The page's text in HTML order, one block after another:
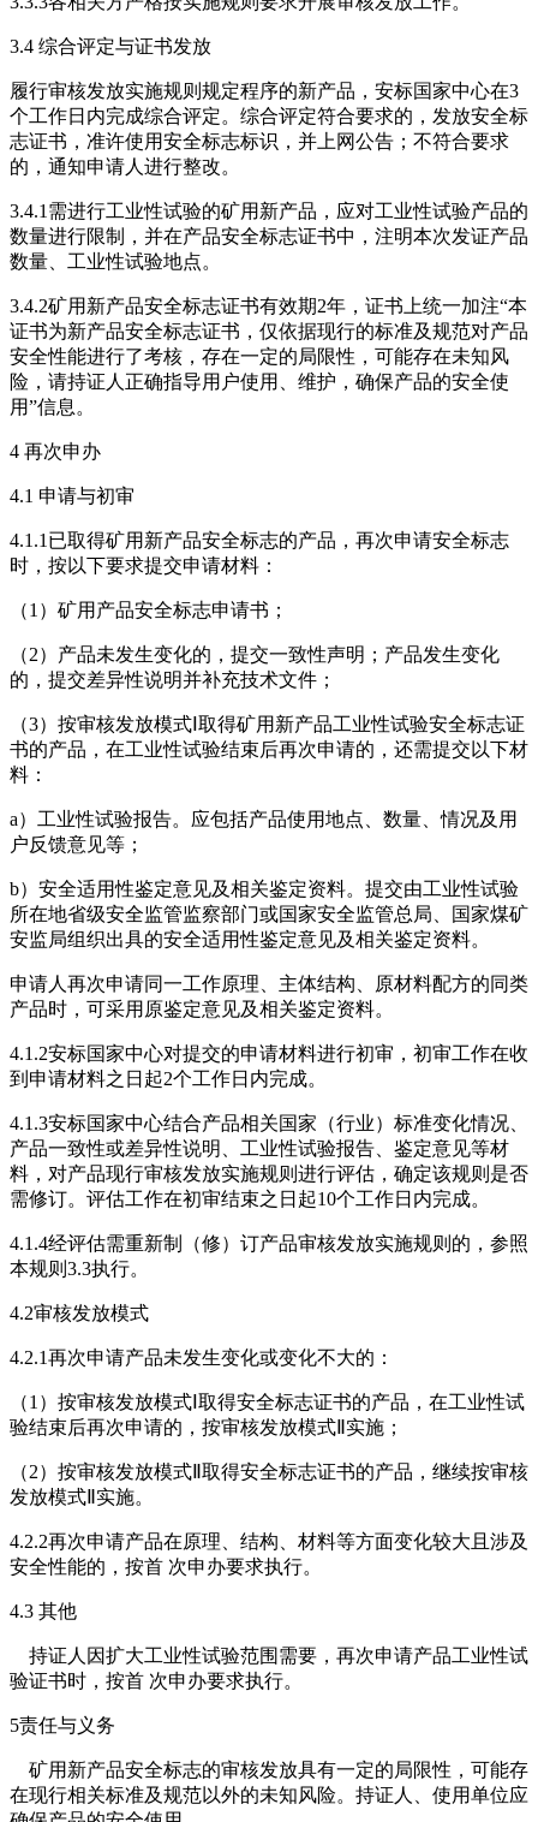
3.4 综合评定与证书发放
履行审核发放实施规则规定程序的新产品，安标国家中心在3
个工作日内完成综合评定。综合评定符合要求的，发放安全标
志证书，准许使用安全标志标识，并上网公告；不符合要求
的，通知申请人进行整改。
3.4.1需进行工业性试验的矿用新产品，应对工业性试验产品的
数量进行限制，并在产品安全标志证书中，注明本次发证产品
数量、工业性试验地点。
3.4.2矿用新产品安全标志证书有效期2年，证书上统一加注“本
证书为新产品安全标志证书，仅依据现行的标准及规范对产品
安全性能进行了考核，存在一定的局限性，可能存在未知风
险，请持证人正确指导用户使用、维护，确保产品的安全使
用”信息。
4 再次申办
4.1 申请与初审
4.1.1已取得矿用新产品安全标志的产品，再次申请安全标志
时，按以下要求提交申请材料：
（1）矿用产品安全标志申请书；
（2）产品未发生变化的，提交一致性声明；产品发生变化
的，提交差异性说明并补充技术文件；
（3）按审核发放模式Ⅰ取得矿用新产品工业性试验安全标志证
书的产品，在工业性试验结束后再次申请的，还需提交以下材
料：
a）工业性试验报告。应包括产品使用地点、数量、情况及用
户反馈意见等；
b）安全适用性鉴定意见及相关鉴定资料。提交由工业性试验
所在地省级安全监管监察部门或国家安全监管总局、国家煤矿
安监局组织出具的安全适用性鉴定意见及相关鉴定资料。
申请人再次申请同一工作原理、主体结构、原材料配方的同类
产品时，可采用原鉴定意见及相关鉴定资料。
4.1.2安标国家中心对提交的申请材料进行初审，初审工作在收
到申请材料之日起2个工作日内完成。
4.1.3安标国家中心结合产品相关国家（行业）标准变化情况、
产品一致性或差异性说明、工业性试验报告、鉴定意见等材
料，对产品现行审核发放实施规则进行评估，确定该规则是否
需修订。评估工作在初审结束之日起10个工作日内完成。
4.1.4经评估需重新制（修）订产品审核发放实施规则的，参照
本规则3.3执行。
4.2审核发放模式
4.2.1再次申请产品未发生变化或变化不大的：
（1）按审核发放模式Ⅰ取得安全标志证书的产品，在工业性试
验结束后再次申请的，按审核发放模式Ⅱ实施；
（2）按审核发放模式Ⅱ取得安全标志证书的产品，继续按审核
发放模式Ⅱ实施。
4.2.2再次申请产品在原理、结构、材料等方面变化较大且涉及
安全性能的，按首 次申办要求执行。
4.3 其他
持证人因扩大工业性试验范围需要，再次申请产品工业性试
验证书时，按首 次申办要求执行。
5责任与义务
矿用新产品安全标志的审核发放具有一定的局限性，可能存
在现行相关标准及规范以外的未知风险。持证人、使用单位应